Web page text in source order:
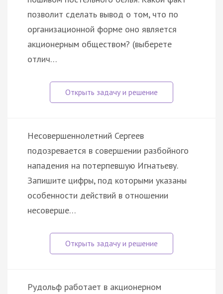
позволит сделать вывод о том, что по
организационной форме оно является
акционерным обществом? (выберете
отлич…
Несовершеннолетний Сергеев
подозревается в совершении разбойного
нападения на потерпевшую Игнатьеву.
Запишите цифры, под которыми указаны
особенности действий в отношении
несоверше…
Рудольф работает в акционерном